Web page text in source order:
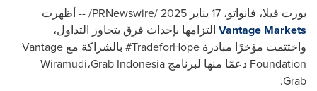
بورت فيلا، فانواتو، PRNewswire/ -- أظهرت
Vantage Markets التزامها بإحداث فرق يتجاوز التداول،
واختتمت مؤخرًا مبادرة #TradeforHope بالشراكة مع Vantage
Foundation دعمًا منها لبرنامج Grab Indonesia ،Wiramudi
Grab
.